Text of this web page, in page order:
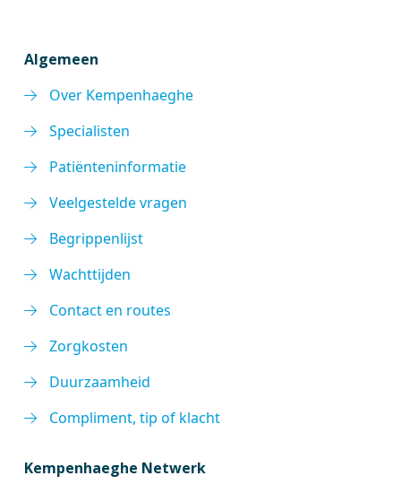
Algemeen
Over Kempenhaeghe
Specialisten
Patiënteninformatie
Veelgestelde vragen
Begrippenlijst
Wachttijden
Contact en routes
Zorgkosten
Duurzaamheid
Compliment, tip of klacht
Kempenhaeghe Netwerk